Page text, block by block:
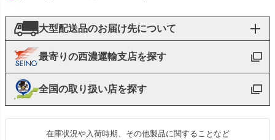
大型配送品のお届け先について
最寄りの西濃運輸支店を探す
全国の取り扱い店を探す
在庫状況や入荷時期、その他製品に関することなど